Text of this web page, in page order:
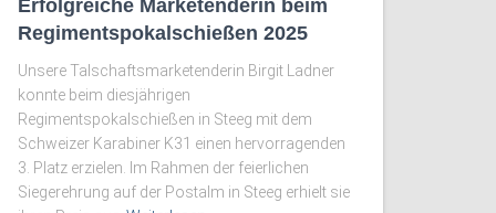
Erfolgreiche Marketenderin beim
Regimentspokalschießen 2025
Unsere Talschaftsmarketenderin Birgit Ladner
konnte beim diesjährigen
Regimentspokalschießen in Steeg mit dem
Schweizer Karabiner K31 einen hervorragenden
3. Platz erzielen. Im Rahmen der feierlichen
Siegerehrung auf der Postalm in Steeg erhielt sie